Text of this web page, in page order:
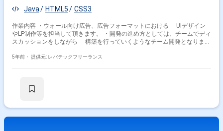
Java
HTML5 CSS3
作業内容 ・ウォール向け広告、広告フォーマットにおける UIデザイン
やLP制作等を担当して頂きます。 ・開発の進め方としては、チームでディ
スカッションをしながら 構築を行っていくようなチーム開発となりま
で、 適正とご希望を考慮した上で参画チームを決定いたします。
5年前・ 提供元: レバテックフリーランス